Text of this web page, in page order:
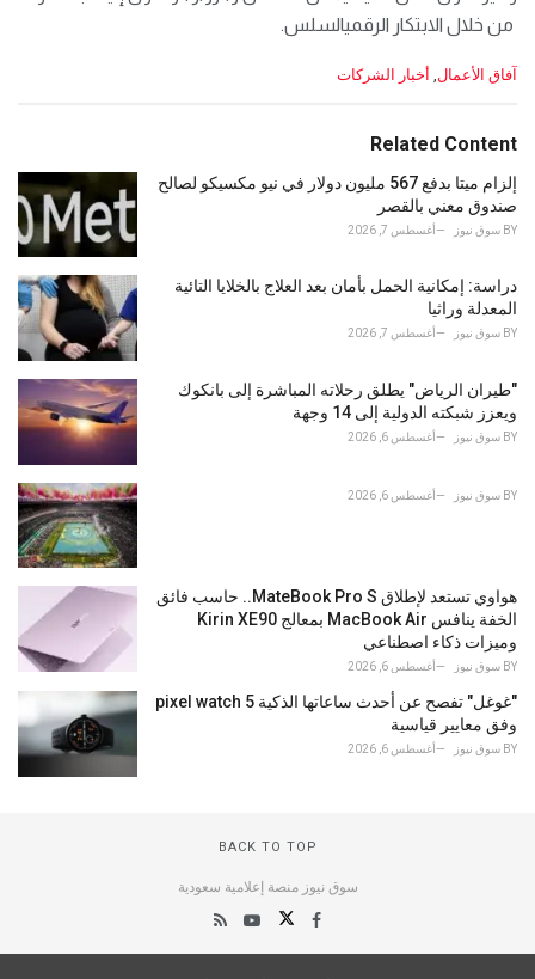
من خلال الابتكار الرقميالسلس.
C
e
o
r
i
:
آفاق الأعمال, أخبار الشركات
Related Content
إلزام ميتا بدفع 567 مليون دولار في نيو مكسيكو لصالح
صندوق معني بالقصر
BY سوق نيوز أغسطس 7, 2026
دراسة: إمكانية الحمل بأمان بعد العلاج بالخلايا التائية
المعدلة وراثيا
BY سوق نيوز أغسطس 7, 2026
"طيران الرياض" يطلق رحلاته المباشرة إلى بانكوك
ويعزز شبكته الدولية إلى 14 وجهة
BY سوق نيوز أغسطس 6, 2026
BY سوق نيوز أغسطس 6, 2026
هواوي تستعد لإطلاق MateBook Pro S.. حاسب فائق
الخفة ينافس MacBook Air بمعالج Kirin XE90
وميزات ذكاء اصطناعي
BY سوق نيوز أغسطس 6, 2026
"غوغل" تفصح عن أحدث ساعاتها الذكية pixel watch 5
وفق معايير قياسية
BY سوق نيوز أغسطس 6, 2026
BACK TO TOP
سوق نيوز منصة إعلامية سعودية